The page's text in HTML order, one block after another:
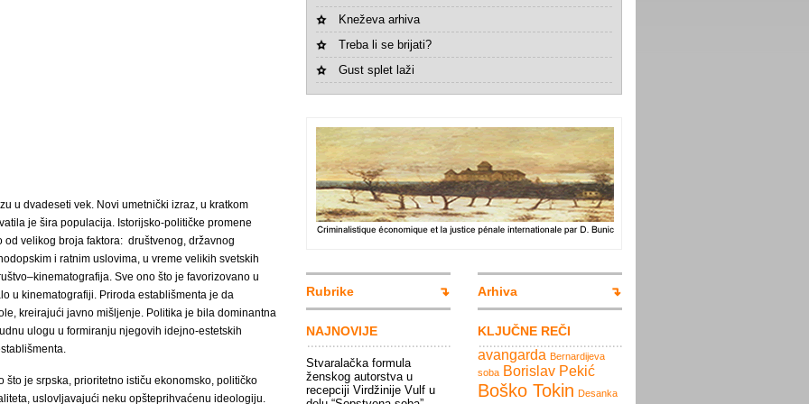
u dvadeseti vek. Novi umetnički izraz, u kratkom
je šira populacija. Istorijsko-političke promene
velikog broja faktora: društvenog, državnog
i ratnim uslovima, u vreme velikih svetskih
Sve ono što je favorizovano u
u kinematografiji. Priroda establišmenta je da
kreirajući javno mišljenje. Politika je bila dominantna
ulogu u formiranju njegovih idejno-estetskih
je srpska, prioritetno ističu ekonomsko, političko
uslovljavajući neku opšteprihvaćenu ideologiju.
Kneževa arhiva
Treba li se brijati?
Gust splet laži
Rubrike
NAJNOVIJE
Stvaralačka formula
ženskog autorstva u
recepciji Virdžinije Vulf u
Arhiva
KLJUČNE REČI
avangarda Bernardijeva
soba Borislav Pekić
Boško Tokin Desanka